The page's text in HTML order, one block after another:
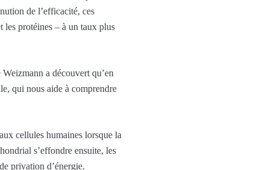
de l’efficacité, ces
les protéines – à un taux plus
a découvert qu’en
qui nous aide à comprendre
cellules humaines lorsque la
s’effondre ensuite, les
privation d’énergie.